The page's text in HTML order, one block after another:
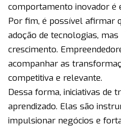
comportamento inovador é
Por fim, é possível afirmar
adoção de tecnologias,
crescimento.
acompanhar as
competitiva e relevante.
Dessa forma, iniciativas de
aprendizado. Elas são
impulsionar negócios e